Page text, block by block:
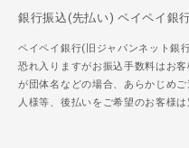
銀行振込(先払い) ペイペイ銀
ペイペイ銀行(旧ジャパンネット銀
恐れ入りますがお振込手数料はお
が団体名などの場合、あらかじめ
人様等、後払いをご希望のお客様